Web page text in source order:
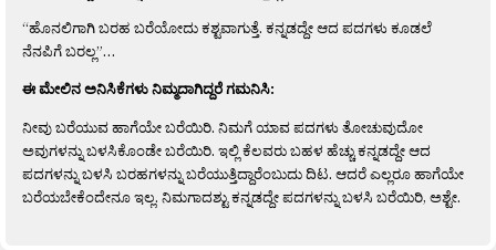
“ಹೊನಲಿಗಾಗಿ ಬರಹ ಬರೆಯೋದು ಕಶ್ಟವಾಗುತ್ತೆ. ಕನ್ನಡದ್ದೇ ಆದ ಪದಗಳು ಕೂಡಲೆ
ನೆನಪಿಗೆ ಬರಲ್ಲ”…
ಈ ಮೇಲಿನ ಅನಿಸಿಕೆಗಳು ನಿಮ್ಮದಾಗಿದ್ದರೆ ಗಮನಿಸಿ:
ನೀವು ಬರೆಯುವ ಹಾಗೆಯೇ ಬರೆಯಿರಿ. ನಿಮಗೆ ಯಾವ ಪದಗಳು ತೋಚುವುದೋ
ಅವುಗಳನ್ನು ಬಳಸಿಕೊಂಡೇ ಬರೆಯಿರಿ. ಇಲ್ಲಿ ಕೆಲವರು ಬಹಳ ಹೆಚ್ಚು ಕನ್ನಡದ್ದೇ ಆದ
ಪದಗಳನ್ನು ಬಳಸಿ ಬರಹಗಳನ್ನು ಬರೆಯುತ್ತಿದ್ದಾರೆಂಬುದು ದಿಟ. ಆದರೆ ಎಲ್ಲರೂ ಹಾಗೆಯೇ
ಬರೆಯಬೇಕೆಂದೇನೂ ಇಲ್ಲ. ನಿಮಗಾದಶ್ಟು ಕನ್ನಡದ್ದೇ ಪದಗಳನ್ನು ಬಳಸಿ ಬರೆಯಿರಿ, ಅಶ್ಟೇ.